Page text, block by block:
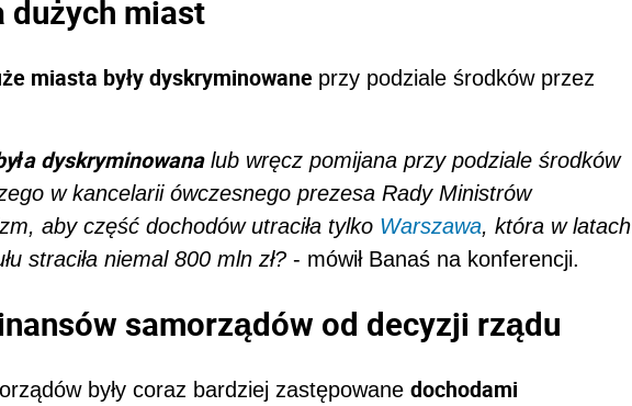
dużych miast
miasta były dyskryminowane przy podziale środków przez
dyskryminowanalub wręcz pomijana przy podziale środków
w kancelarii ówczesnego prezesa Rady Ministrów
aby część dochodów utraciła tylko Warszawa, która w latach
straciła niemal 800 mln zł? - mówił Banaś na konferencji.
samorządów od decyzji rządu
były coraz bardziej zastępowane dochodami